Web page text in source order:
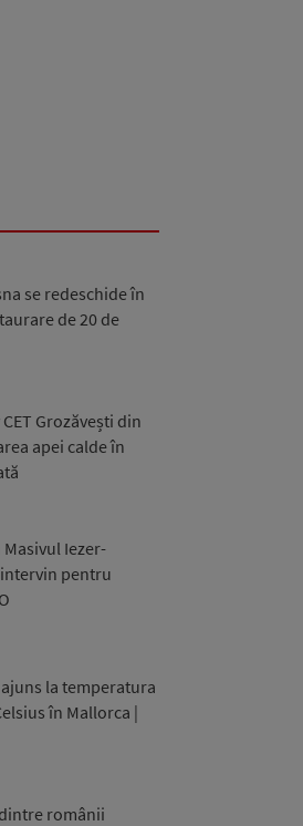
se redeschide în
de 20 de
Grozăvești din
apei calde în
Iezer-
pentru
la temperatura
în Mallorca |
românii